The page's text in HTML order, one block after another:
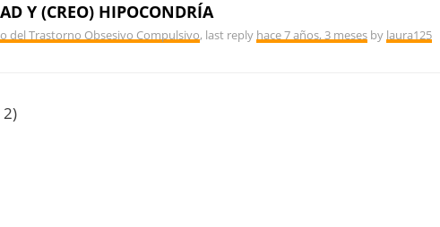
Y (CREO) HIPOCONDRÍA
del Trastorno Obsesivo Compulsivo, last reply hace 7 años, 3 meses by laura125